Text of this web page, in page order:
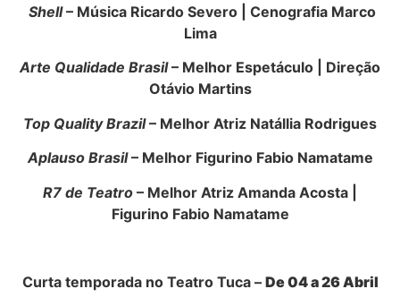
Shell– Música Ricardo Severo | Cenografia Marco
Lima
Arte Qualidade Brasil– Melhor Espetáculo | Direção
Otávio Martins
Top Quality Brazil– Melhor Atriz Natállia Rodrigues
Aplauso Brasil– Melhor Figurino Fabio Namatame
R7 de Teatro – Melhor Atriz Amanda Acosta |
Figurino Fabio Namatame
Curta temporada no Teatro Tuca – De 04 a 26 Abril